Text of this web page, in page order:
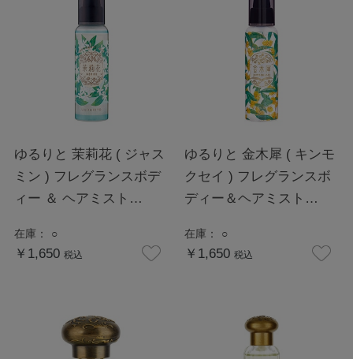
ゆるりと 茉莉花 ( ジャス
ミン ) フレグランスボデ
ィー ＆ ヘアミスト
在庫： ○
￥1,650 税込
ゆるりと 金木犀 ( キンモ
クセイ ) フレグランスボ
ディー＆ヘアミスト
在庫： ○
￥1,650 税込